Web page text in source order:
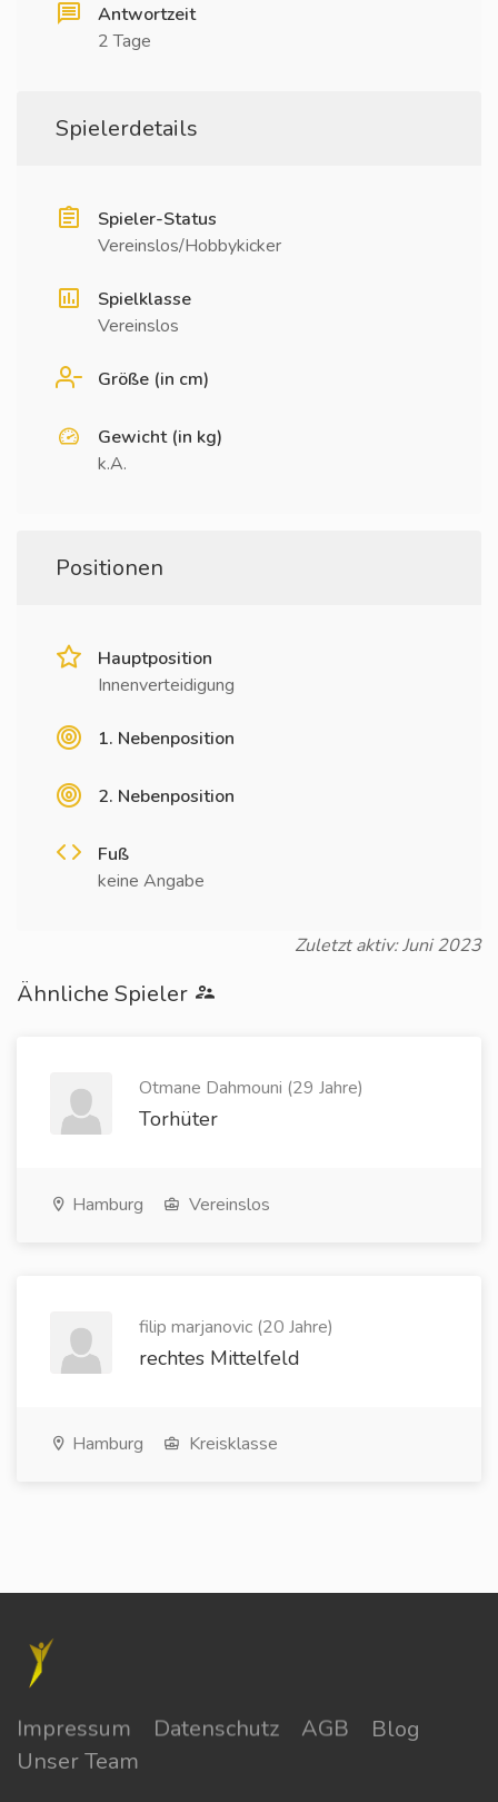
Antwortzeit
2 Tage
Spielerdetails
Spieler-Status
Vereinslos/Hobbykicker
Spielklasse
Vereinslos
Größe (in cm)
Gewicht (in kg)
k.A.
Positionen
Hauptposition
Innenverteidigung
1. Nebenposition
2. Nebenposition
Fuß
keine Angabe
Zuletzt aktiv: Juni 2023
Ähnliche Spieler
Otmane Dahmouni (29 Jahre)
Torhüter
Hamburg Vereinslos
filip marjanovic (20 Jahre)
rechtes Mittelfeld
Hamburg Kreisklasse
Impressum Datenschutz AGB
Blog
Unser Team